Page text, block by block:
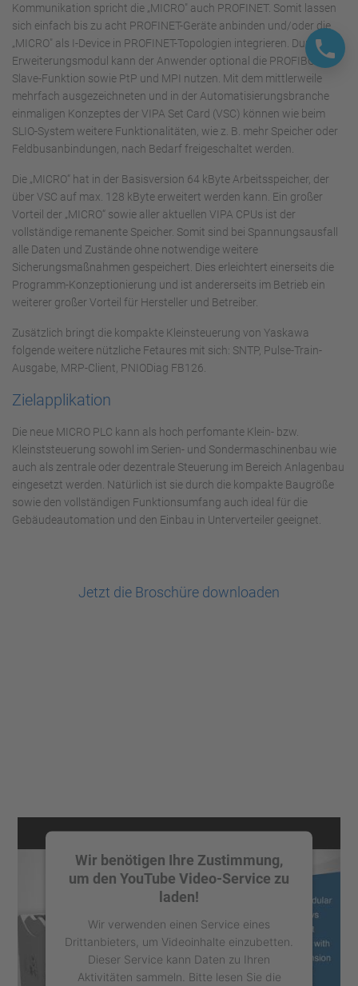
Kommunikation spricht die „MICRO" auch PROFINET. Somit lassen
sich einfach bis zu acht PROFINET-Geräte anbinden und/oder die
„MICRO" als I-Device in PROFINET-Topologien integrieren. Durch ein
Erweiterungsmodul kann der Anwender optional die PROFIBUS-
Slave-Funktion sowie PtP und MPI nutzen. Mit dem mittlerweile
mehrfach ausgezeichneten und in der Automatisierungsbranche
einmaligen Konzeptes der VIPA Set Card (VSC) können wie beim
SLIO-System weitere Funktionalitäten, wie z. B. mehr Speicher oder
Feldbusanbindungen, nach Bedarf freigeschaltet werden.
Die „MICRO“ hat in der Basisversion 64 kByte Arbeitsspeicher, der
über VSC auf max. 128 kByte erweitert werden kann. Ein großer
Vorteil der „MICRO“ sowie aller aktuellen VIPA CPUs ist der
vollständige remanente Speicher. Somit sind bei Spannungsausfall
alle Daten und Zustände ohne notwendige weitere
Sicherungsmaßnahmen gespeichert. Dies erleichtert einerseits die
Programm-Konzeptionierung und ist andererseits im Betrieb ein
weiterer großer Vorteil für Hersteller und Betreiber.
Zusätzlich bringt die kompakte Kleinsteuerung von Yaskawa
folgende weitere nützliche Fetaures mit sich: SNTP, Pulse-Train-
Ausgabe, MRP-Client, PNIODiag FB126.
Zielapplikation
Die neue MICRO PLC kann als hoch perfomante Klein- bzw.
Kleinststeuerung sowohl im Serien- und Sondermaschinenbau wie
auch als zentrale oder dezentrale Steuerung im Bereich Anlagenbau
eingesetzt werden. Natürlich ist sie durch die kompakte Baugröße
sowie den vollständigen Funktionsumfang auch ideal für die
Gebäudeautomation und den Einbau in Unterverteiler geeignet.
Jetzt die Broschüre downloaden
Wir benötigen Ihre Zustimmung,
um den YouTube Video-Service zu
laden!
Wir verwenden einen Service eines
Drittanbieters, um Videoinhalte einzubetten.
Dieser Service kann Daten zu Ihren
Aktivitäten sammeln. Bitte lesen Sie die